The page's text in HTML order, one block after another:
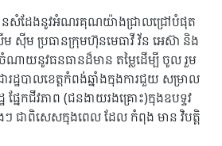
ានសំដែងនូវអំណរគុណយ៉ាងជ្រាលជ្រៅបំផុត
ស៊ីម ប្រធានក្រុមហ៊ុនមេធាវី វ័ន អេស៊ា និង
ាយនូវធនធានដ៏មាន តម្លៃដើម្បី ចូល រួម
ដ្ឋបាលខេត្តកំពង់ឆ្នាំងក្នុងការជួយ សម្រាល
នែកជីវភាព (ជនងាយរងគ្រោះ)ក្នុងឧបទ្ទវ
ៗ ជាពិសេសក្នុងពេល ដែល កំពុង មាន វិបត្តិ